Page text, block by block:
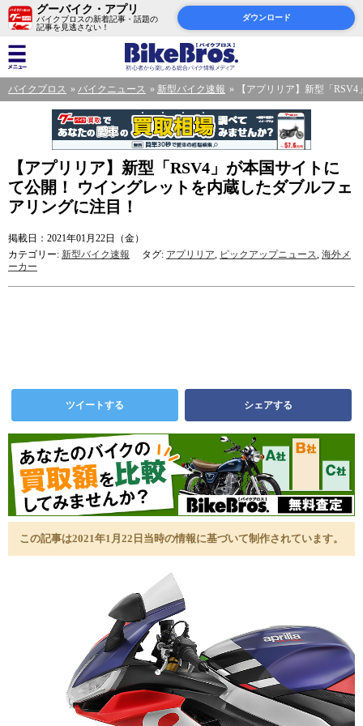
グーバイク・アプリ
バイクブロスの新着記事・話題の
記事を見逃さない！
ダウンロード
バイクブロス バイクニュース 新型バイク速報 【アプリリア】新型「
【アプリリア】新型「RSV4」が本国サイトに
て公開！ ウイングレットを内蔵したダブルフェ
アリングに注目！
掲載日：2021年01月22日（金）
カテゴリー: 新型バイク速報 タグ: アプリリア, ピックアップニュース, 海外メ
ーカー
ツイートする シェアする
この記事は2021年1月22日当時の情報に基づいて制作されています。